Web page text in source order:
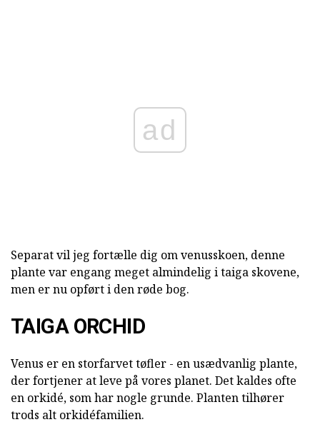
ad
Separat vil jeg fortælle dig om venusskoen, denne
plante var engang meget almindelig i taiga skovene,
men er nu opført i den røde bog.
TAIGA ORCHID
Venus er en storfarvet tøfler - en usædvanlig plante,
der fortjener at leve på vores planet. Det kaldes ofte
en orkidé, som har nogle grunde. Planten tilhører
trods alt orkidéfamilien.